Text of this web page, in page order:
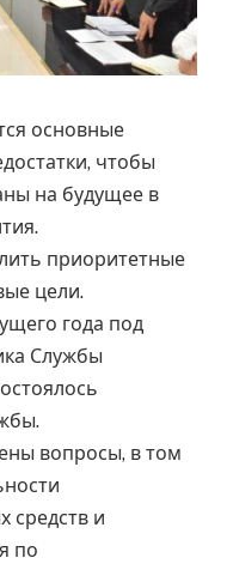
основные
чтобы
на будущее в
приоритетные
цели.
года под
Службы
вопросы, в том
средств и
по